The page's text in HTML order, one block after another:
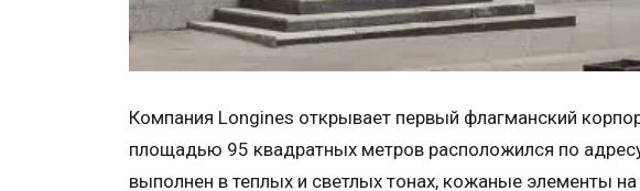
Компания Longines открывает первый флагманский
площадью 95 квадратных метров расположился по
выполнен в теплых и светлых тонах, кожаные элементы